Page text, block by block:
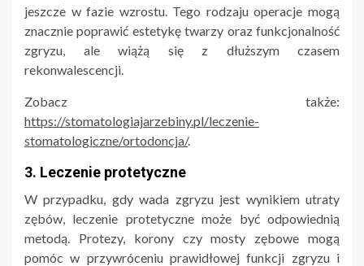
jeszcze w fazie wzrostu. Tego rodzaju operacje mogą
znacznie poprawić estetykę twarzy oraz funkcjonalność
zgryzu, ale wiążą się z dłuższym czasem
rekonwalescencji.
Zobacz także:
https://stomatologiajarzebiny.pl/leczenie-
stomatologiczne/ortodoncja/.
3. Leczenie protetyczne
W przypadku, gdy wada zgryzu jest wynikiem utraty
zębów, leczenie protetyczne może być odpowiednią
metodą. Protezy, korony czy mosty zębowe mogą
pomóc w przywróceniu prawidłowej funkcji zgryzu i